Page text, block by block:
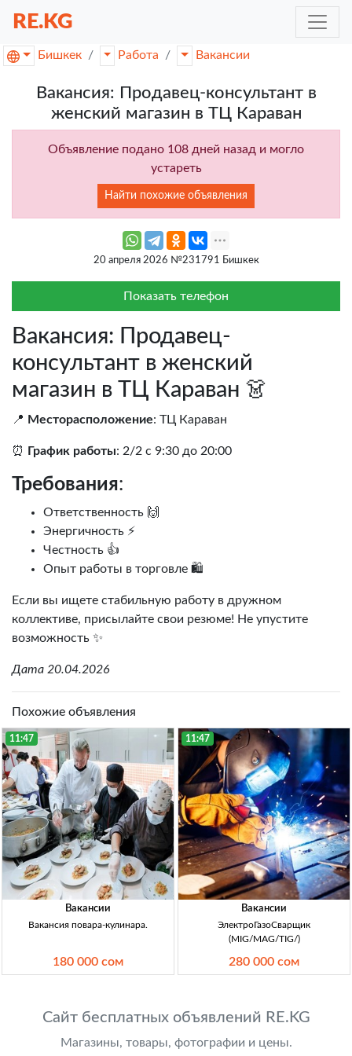
RE.KG
Бишкек Работа Вакансии
Вакансия: Продавец-консультант в
женский магазин в ТЦ Караван
Объявление подано 108 дней назад и могло
устареть
Найти похожие объявления
20 апреля 2026 №231791 Бишкек
Показать телефон
Вакансия: Продавец-
консультант в женский
магазин в ТЦ Караван 👗
📍 Месторасположение: ТЦ Караван
⏰ График работы: 2/2 с 9:30 до 20:00
Требования:
Ответственность 🙌
Энергичность ⚡
Честность 👍
Опыт работы в торговле 🛍️
Если вы ищете стабильную работу в дружном
коллективе, присылайте свои резюме! Не упустите
возможность ✨
Дата 20.04.2026
Похожие объявления
11:47
Вакансии
Вакансия повара-кулинара.
180 000 сом
11:47
Вакансии
ЭлектроГазоСварщик
(MIG/MAG/TIG/)
280 000 сом
Сайт бесплатных объявлений RE.KG
Магазины, товары, фотографии и цены.